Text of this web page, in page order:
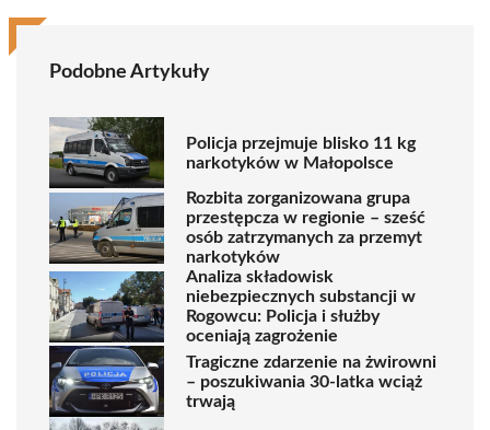
Podobne Artykuły
Policja przejmuje blisko 11 kg
narkotyków w Małopolsce
Rozbita zorganizowana grupa
przestępcza w regionie – sześć
osób zatrzymanych za przemyt
narkotyków
Analiza składowisk
niebezpiecznych substancji w
Rogowcu: Policja i służby
oceniają zagrożenie
Tragiczne zdarzenie na żwirowni
– poszukiwania 30-latka wciąż
trwają